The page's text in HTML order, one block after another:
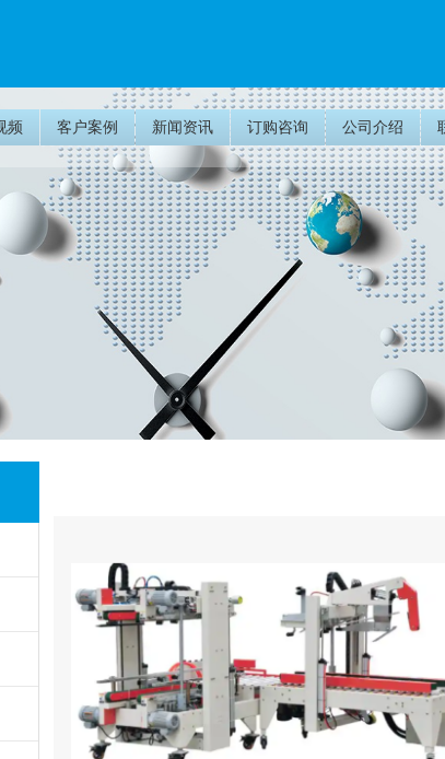
频 客户案例 新闻资讯 订购咨询 公司介绍